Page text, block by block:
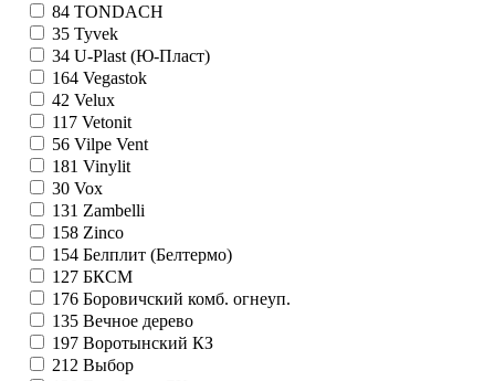
84 TONDACH
35 Tyvek
34 U-Plast (Ю-Пласт)
164 Vegastok
42 Velux
117 Vetonit
56 Vilpe Vent
181 Vinylit
30 Vox
131 Zambelli
158 Zinco
154 Белплит (Белтермо)
127 БКСМ
176 Боровичский комб. огнеуп.
135 Вечное дерево
197 Воротынский КЗ
212 Выбор